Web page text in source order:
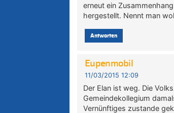
erneut ein
hergestellt. Nennt man
Antworten
Eupenmobil
11/03/2015 12:09
Der Elan ist weg. Die
Gemeindekollegium
Vernünftiges zustande